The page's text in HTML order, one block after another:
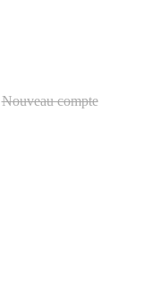
Nouveau compte